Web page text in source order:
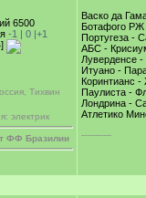
6500
-1 | 0 |+1
Тихвин
электрик
ФФ Бразилии
Васко да
Ботафого РЖ
Португеза -
АБС -
Луверденсе
Итуано -
Коринтианс
Паулиста -
Лондрина -
Атлетико
-----------